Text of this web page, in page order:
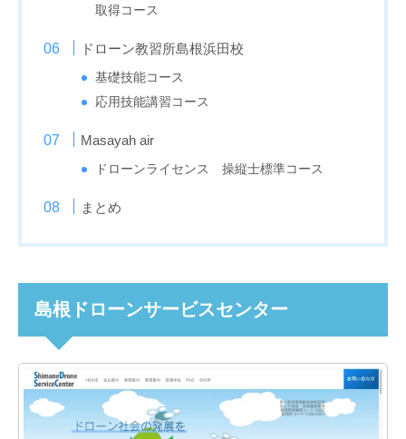
取得コース
ドローン教習所島根浜田校
基礎技能コース
応用技能講習コース
Masayah air
ドローンライセンス 操縦士標準コース
まとめ
島根ドローンサービスセンター